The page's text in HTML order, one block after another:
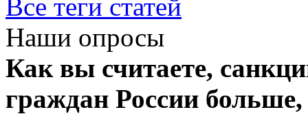
Все теги статей
Наши опросы
Как вы считаете,
граждан России